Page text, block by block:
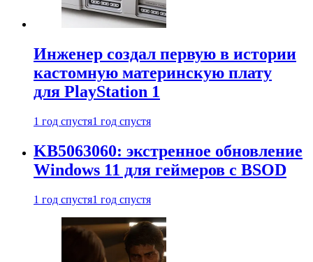
Инженер создал первую в истории
кастомную материнскую плату
для PlayStation 1
1 год спустя1 год спустя
KB5063060: экстренное обновление
Windows 11 для геймеров с BSOD
1 год спустя1 год спустя